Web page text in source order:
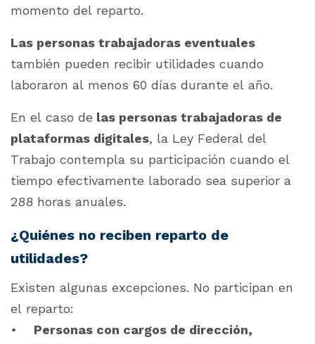
momento del reparto.
Las personas trabajadoras eventuales
también pueden recibir utilidades cuando
laboraron al menos 60 días durante el año.
En el caso de las personas trabajadoras de
plataformas digitales, la Ley Federal del
Trabajo contempla su participación cuando el
tiempo efectivamente laborado sea superior a
288 horas anuales.
¿Quiénes no reciben reparto de
utilidades?
Existen algunas excepciones. No participan en
el reparto:
• Personas con cargos de dirección,